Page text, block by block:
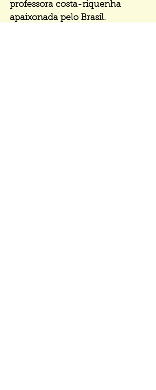
professora costa-riquenha
apaixonada pelo Brasil.